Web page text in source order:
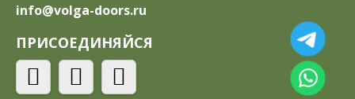
info@volga-doors.ru
ПРИСОЕДИНЯЙСЯ